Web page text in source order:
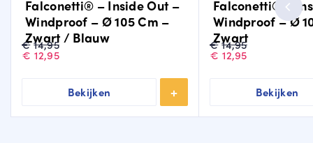
Falconetti® – Inside Out –
Windproof – Ø 105 Cm –
Zwart / Blauw
€ 14,95
Oorspronkelijke
prijs
was:
€ 12,95
Huidige
prijs
Bekijken
Falconetti® –
Windproof – Ø
Zwart
€ 14,95
Oorspronkelijke
prijs
was:
€ 12,95
Huidige
prijs
Bekijken